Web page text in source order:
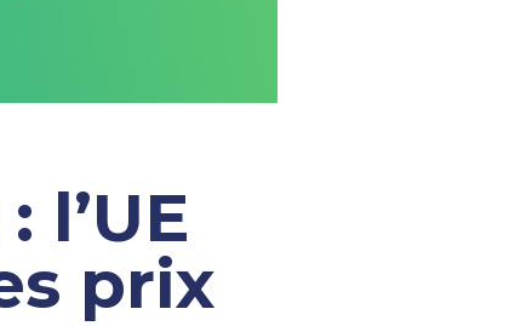
l’UE
prix